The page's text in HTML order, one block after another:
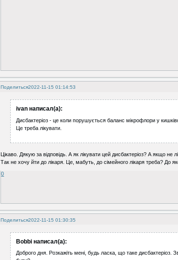
Поделиться2022-11-15 01:14:53
ivan написал(а):
Дисбактеріоз - це коли порушується баланс мікрофлори у
Це треба лікувати.
Цікаво. Дякую за відповідь. А як лікувати цей дисбактеріоз? А якщо
Так не хочу йти до лікаря. Це, мабуть, до сімейного лікаря треба? До
0
Поделиться2022-11-15 01:30:35
Bobbi написал(а):
Доброго дня. Розкажіть мені, будь ласка, що таке дисбактеріоз.